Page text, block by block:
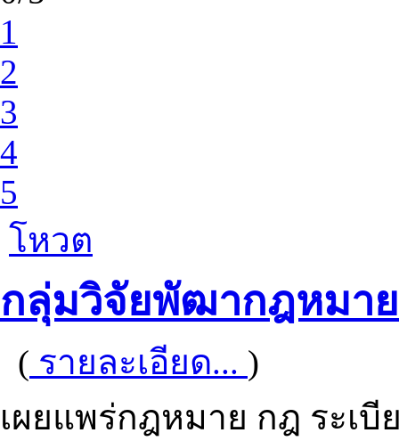
1
2
3
4
5
โหวต
กลุ่มวิจัยพัฒากฎหมา
( รายละเอียด... )
เผยแพร่กฎหมาย กฎ ระเ